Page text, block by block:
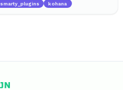
smarty_plugins kohana